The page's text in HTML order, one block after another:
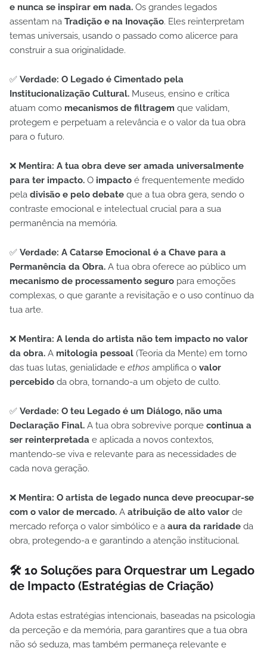
e nunca se inspirar em nada. Os grandes legados
assentam na Tradição e na Inovação. Eles reinterpretam
temas universais, usando o passado como alicerce para
construir a sua originalidade.
✅ Verdade: O Legado é Cimentado pela
Institucionalização Cultural. Museus, ensino e crítica
atuam como mecanismos de filtragem que validam,
protegem e perpetuam a relevância e o valor da tua obra
para o futuro.
❌ Mentira: A tua obra deve ser amada universalmente
para ter impacto. O impacto é frequentemente medido
pela divisão e pelo debate que a tua obra gera, sendo o
contraste emocional e intelectual crucial para a sua
permanência na memória.
✅ Verdade: A Catarse Emocional é a Chave para a
Permanência da Obra. A tua obra oferece ao público um
mecanismo de processamento seguro para emoções
complexas, o que garante a revisitação e o uso contínuo da
tua arte.
❌ Mentira: A lenda do artista não tem impacto no valor
da obra. A mitologia pessoal (Teoria da Mente) em torno
das tuas lutas, genialidade e ethos amplifica o valor
percebido da obra, tornando-a um objeto de culto.
✅ Verdade: O teu Legado é um Diálogo, não uma
Declaração Final. A tua obra sobrevive porque continua a
ser reinterpretada e aplicada a novos contextos,
mantendo-se viva e relevante para as necessidades de
cada nova geração.
❌ Mentira: O artista de legado nunca deve preocupar-se
com o valor de mercado. A atribuição de alto valor de
mercado reforça o valor simbólico e a aura da raridade da
obra, protegendo-a e garantindo a atenção institucional.
🛠️ 10 Soluções para Orquestrar um Legado
de Impacto (Estratégias de Criação)
Adota estas estratégias intencionais, baseadas na psicologia
da perceção e da memória, para garantires que a tua obra
não só seduza, mas também permaneça relevante e